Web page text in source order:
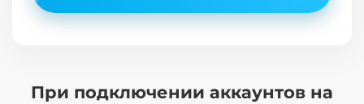
При подключении аккаунтов на